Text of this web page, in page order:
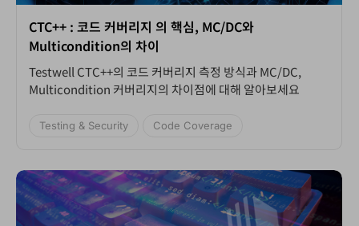
CTC++ : 코드 커버리지 의 핵심, MC/DC와
Multicondition의 차이
Testwell CTC++의 코드 커버리지 측정 방식과 MC/DC,
Multicondition 커버리지의 차이점에 대해 알아보세요
Testing & Security Code Coverage